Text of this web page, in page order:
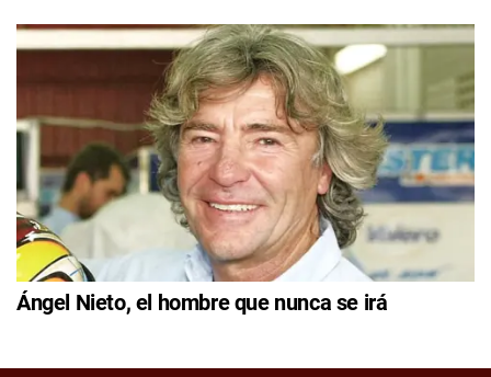
Ángel Nieto, el hombre que nunca se irá